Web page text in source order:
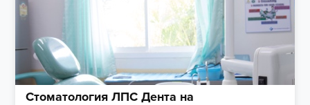
Стоматология ЛПС Дента на